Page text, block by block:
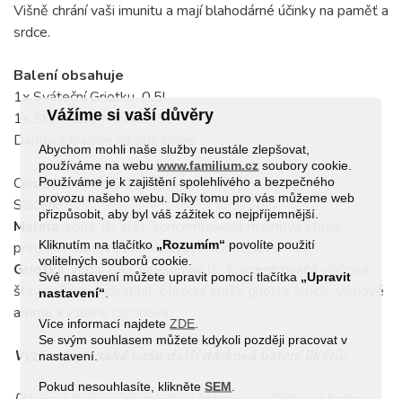
Vážíme si vaší důvěry
Abychom mohli naše služby neustále zlepšovat,
používáme na webuwww.familium.cz soubory cookie.
Používáme je k zajištění spolehlivého a bezpečného
provozu našeho webu. Díky tomu pro vás můžeme web
přizpůsobit, aby byl váš zážitek co nejpříjemnější.
Kliknutím na tlačítko „Rozumím“ povolíte použití
volitelných souborů cookie.
Své nastavení můžete upravit pomocí tlačítka
„Upravit
nastavení“
Více informací najdete ZDE
Se svým souhlasem můžete kdykoli později pracovat v
nastavení.
Pokud nesouhlasíte, klikněteSEM
Višně chrání vaši imunitu a mají blahodárné účinky na paměť a
srdce.
Balení obsahuje
1xSváteční Griotku 0,5l
1x
Šťavnatou Malinu0,5 l
Dárková krabice na obě láhve
Obsah alkoholu: 21% obj.
Složení:
Malina : voda, líh, cukr, koncentrovaná malinová šťáva,
přírodní malinové aroma, kyselina citronová
Griotka: voda, cukr, velejemný líh, koncentrovaná višňová
šťáva, třtinový destilát, přírodní směs griotte Jenčík, višňové
aroma, kyselina citronová
Vyzkoušejte také naše další dárková balení likérů: